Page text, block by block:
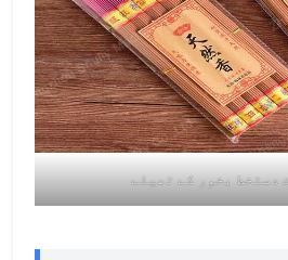
دستخط بخور کے تھیلے